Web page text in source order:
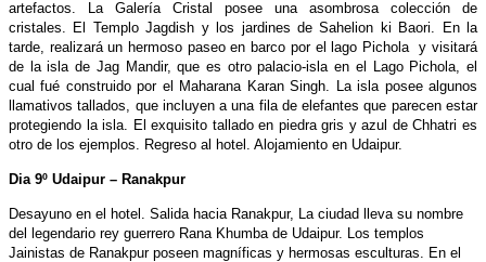
artefactos. La Galería Cristal posee una asombrosa colección de
cristales. El Templo Jagdish y los jardines de Sahelion ki Baori. En la
tarde, realizará un hermoso paseo en barco por el lago Pichola y visitará
de la isla de Jag Mandir, que es otro palacio-isla en el Lago Pichola, el
cual fué construido por el Maharana Karan Singh. La isla posee algunos
llamativos tallados, que incluyen a una fila de elefantes que parecen estar
protegiendo la isla. El exquisito tallado en piedra gris y azul de Chhatri es
otro de los ejemplos. Regreso al hotel. Alojamiento en Udaipur.
Dia 9º Udaipur – Ranakpur
Desayuno en el hotel. Salida hacia Ranakpur, La ciudad lleva su nombre
del legendario rey guerrero Rana Khumba de Udaipur. Los templos
Jainistas de Ranakpur poseen magníficas y hermosas esculturas. En el